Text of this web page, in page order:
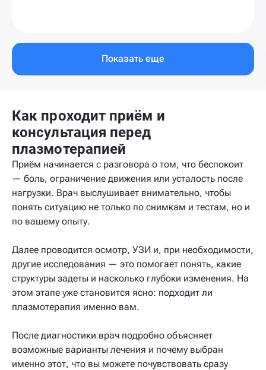
Показать еще
Как проходит приём и
консультация перед
плазмотерапией
Приём начинается с разговора о том, что беспокоит
— боль, ограничение движения или усталость после
нагрузки. Врач выслушивает внимательно, чтобы
понять ситуацию не только по снимкам и тестам, но и
по вашему опыту.
Далее проводится осмотр, УЗИ и, при необходимости,
другие исследования — это помогает понять, какие
структуры задеты и насколько глубоки изменения. На
этом этапе уже становится ясно: подходит ли
плазмотерапия именно вам.
После диагностики врач подробно объясняет
возможные варианты лечения и почему выбран
именно этот, что вы можете почувствовать сразу